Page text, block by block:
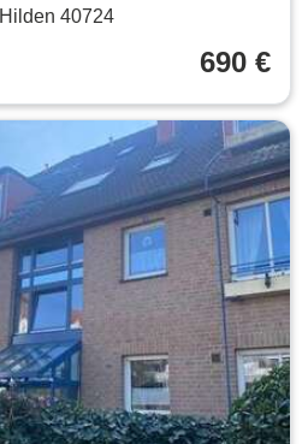
Hilden 40724
690 €